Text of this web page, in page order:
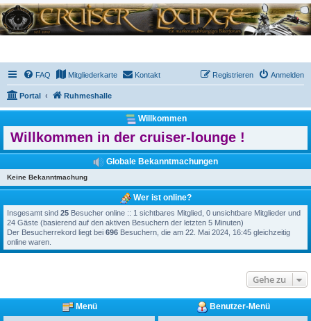
FAQ Mitgliederkarte Kontakt Anmelden
Registrieren
Portal Ruhmeshalle
Willkommen
Willkommen in der cruiser-lounge !
Globale Bekanntmachungen
Keine Bekanntmachung
Wer ist online?
Insgesamt sind 25 Besucher online :: 1 sichtbares Mitglied, 0 unsichtbare Mitglieder und
24 Gäste (basierend auf den aktiven Besuchern der letzten 5 Minuten)
Der Besucherrekord liegt bei 696 Besuchern, die am 22. Mai 2024, 16:45 gleichzeitig
online waren.
Gehe zu
Menü Benutzer-Menü